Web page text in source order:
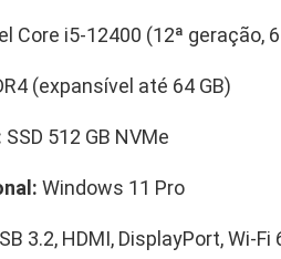
Core i5-12400 (12ª geração,
(expansível até 64 GB)
SSD 512 GB NVMe
Windows 11 Pro
3.2, HDMI, DisplayPort, Wi-Fi